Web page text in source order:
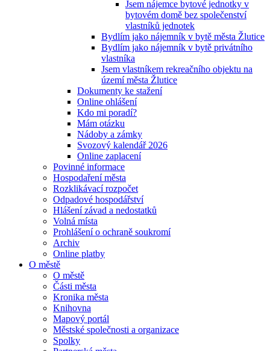
Jsem nájemce bytové jednotky v
bytovém domě bez společenství
vlastníků jednotek
Bydlím jako nájemník v bytě města Žlutice
Bydlím jako nájemník v bytě privátního
vlastníka
Jsem vlastníkem rekreačního objektu na
území města Žlutice
Dokumenty ke stažení
Online ohlášení
Kdo mi poradí?
Mám otázku
Nádoby a zámky
Svozový kalendář 2026
Online zaplacení
Povinné informace
Hospodaření města
Rozklikávací rozpočet
Odpadové hospodářství
Hlášení závad a nedostatků
Volná místa
Prohlášení o ochraně soukromí
Archiv
Online platby
O městě
O městě
Části města
Kronika města
Knihovna
Mapový portál
Městské společnosti a organizace
Spolky